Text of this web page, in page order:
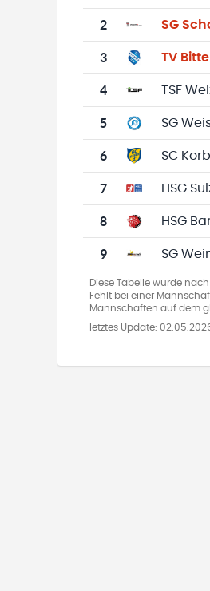
2 SG
3 TV
4 TSF
5 SG
6 SC Korb
7 HSG
8 HSG
9 SG
Diese Tabelle wurde
Fehlt bei einer
Mannschaften auf dem
letztes Update: